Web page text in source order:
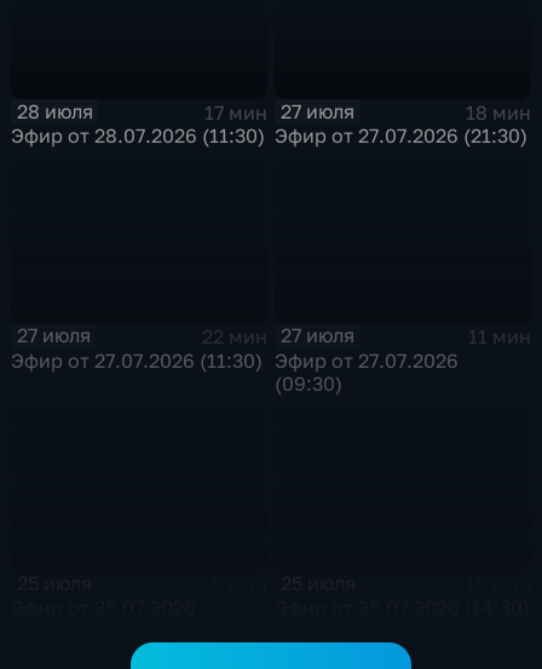
28 июля
17 мин
Эфир от 28.07.2026 (11:30)
27 июля
18 мин
Эфир от 27.07.2026 (21:30)
27 июля
22 мин
Эфир от 27.07.2026 (11:30)
27 июля
11 мин
Эфир от 27.07.2026
(09:30)